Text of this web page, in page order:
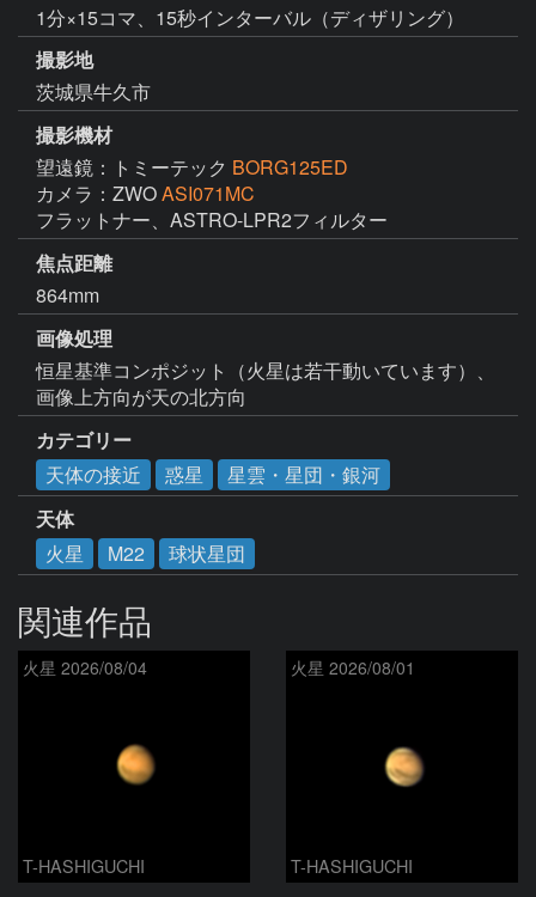
1分×15コマ、15秒インターバル（ディザリング）
撮影地
茨城県牛久市
撮影機材
望遠鏡：トミーテック BORG125ED
カメラ：ZWOASI071MC
フラットナー、ASTRO-LPR2フィルター
焦点距離
864mm
画像処理
恒星基準コンポジット（火星は若干動いています）、
画像上方向が天の北方向
カテゴリー
天体の接近
惑星
星雲・星団・銀河
天体
火星
M22 球状星団
関連作品
火星 2026/08/04
T-HASHIGUCHI
火星 2026/08/01
T-HASHIGUCHI